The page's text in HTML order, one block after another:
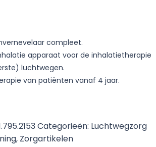
compleet.
apparaat voor de inhalatietherapie
luchtwegen.
van patiënten vanaf 4 jaar.
Categorieën: Luchtwegzorg
, Zorgartikelen